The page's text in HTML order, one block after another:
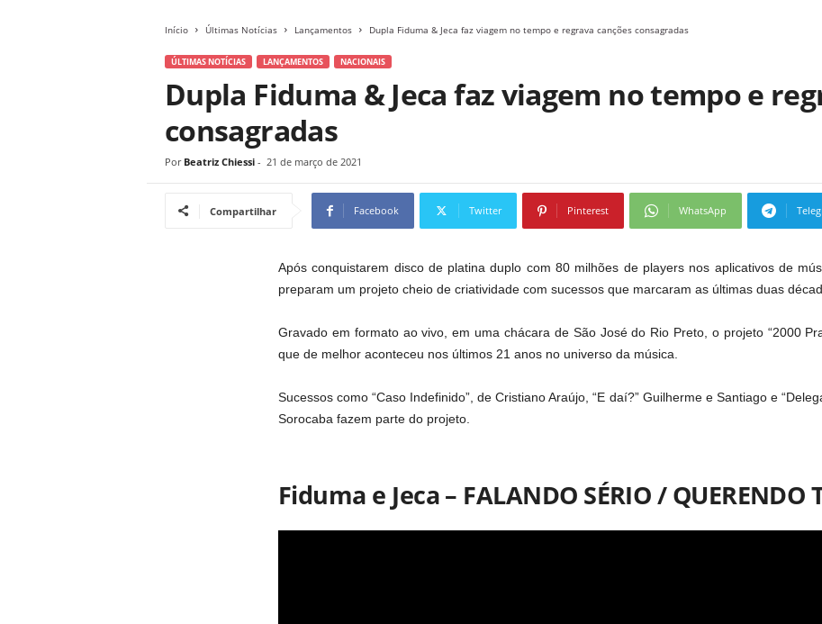
Início Últimas Notícias Lançamentos Dupla Fiduma & Jeca faz viagem no tempo e regrava canções consagradas
ÚLTIMAS NOTÍCIAS LANÇAMENTOS NACIONAIS
Dupla Fiduma & Jeca faz viagem no tempo e
consagradas
Por Beatriz Chiessi - 21 de março de 2021
Compartilhar Facebook Twitter Pinterest WhatsApp
Após conquistarem disco de platina duplo com 80 milhões de players nos aplicativos de
preparam um projeto cheio de criatividade com sucessos que marcaram as últimas duas
Gravado em formato ao vivo, em uma chácara de São José do Rio Preto, o projeto “2000
que de melhor aconteceu nos últimos 21 anos no universo da música.
Sucessos como “Caso Indefinido”, de Cristiano Araújo, “E daí?” Guilherme e Santiago e
Sorocaba fazem parte do projeto.
Fiduma e Jeca – FALANDO SÉRIO / QUERENDO